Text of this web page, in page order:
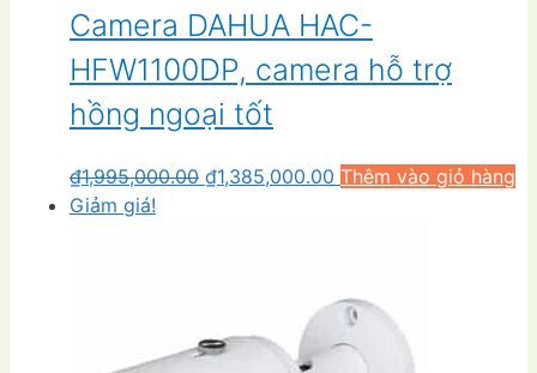
Camera DAHUA HAC-
HFW1100DP, camera hỗ trợ
hồng ngoại tốt
₫1,995,000.00 Giá
₫1,385,000.00 Giá
Thêm vào giỏ hàng
Giảm giá!